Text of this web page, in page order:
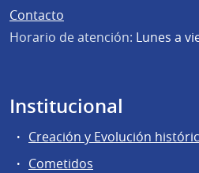
Contacto
Horario de atención: Lunes a
Institucional
Creación y Evolución
Cometidos